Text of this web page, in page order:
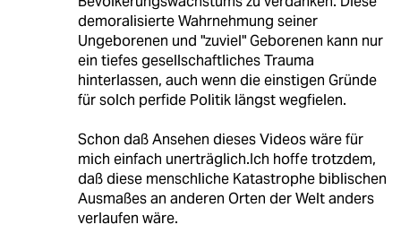
demoralisierte Wahrnehmung seiner
Ungeborenen und "zuviel" Geborenen kann nur
ein tiefes gesellschaftliches Trauma
hinterlassen, auch wenn die einstigen Gründe
für solch perfide Politik längst wegfielen.
Schon daß Ansehen dieses Videos wäre für
mich einfach unerträglich.Ich hoffe trotzdem,
daß diese menschliche Katastrophe biblischen
Ausmaßes an anderen Orten der Welt anders
verlaufen wäre.